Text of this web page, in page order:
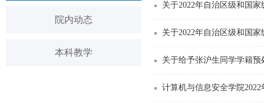
院内动态
本科教学
关于2022年自治区级和国
关于2022年自治区级和国
关于给予张沪生同学学籍预
计算机与信息安全学院